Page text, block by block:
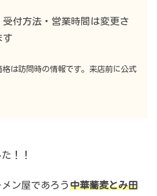
受付方法・営業時間は変更さ
す
は訪問時の情報です。来店前に公式
！！
ン屋であろう中華蕎麦とみ田